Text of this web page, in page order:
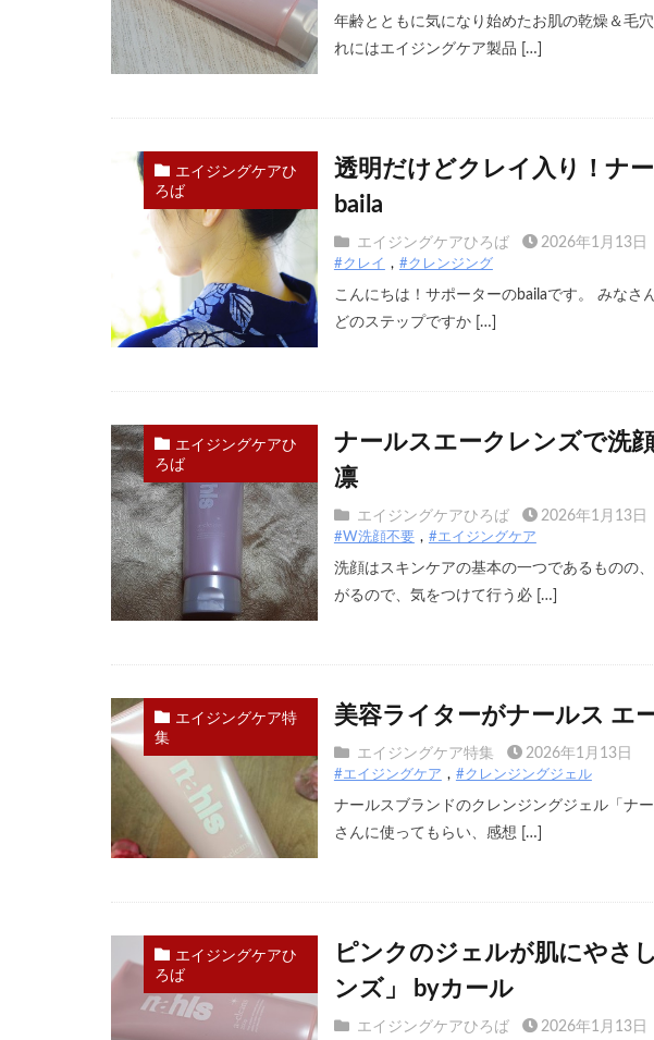
年齢とともに気になり始めたお肌の乾燥＆毛
れにはエイジングケア製品 […]
エイジングケアひ
ろば
透明だけどクレイ入り！ナ
baila
エイジングケアひろば 2026年1月13日
#クレイ #クレンジング
こんにちは！サポーターのbailaです。 みなさ
どのステップですか […]
エイジングケアひ
ろば
ナールスエークレンズで洗
凛
エイジングケアひろば 2026年1月13日
#W洗顔不要 #エイジングケア
洗顔はスキンケアの基本の一つであるものの
がるので、気をつけて行う必 […]
エイジングケア特
集
美容ライターがナールス エ
エイジングケア特集 2026年1月13日
#エイジングケア #クレンジングジェル
ナールスブランドのクレンジングジェル「ナ
さんに使ってもらい、感想 […]
エイジングケアひ
ろば
ピンクのジェルが肌にやさ
ンズ」 byカール
エイジングケアひろば 2026年1月13日